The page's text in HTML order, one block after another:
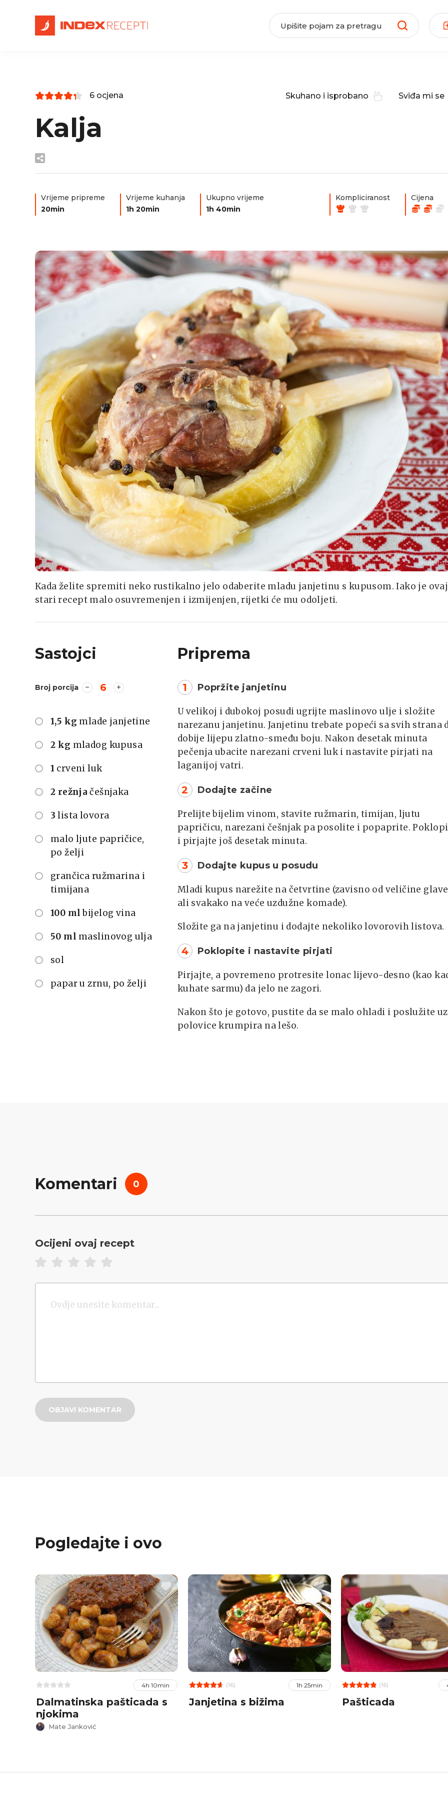
6 ocjena Skuhano i isprobano Sviđa mi se
Kalja
Vrijeme pripreme
20min
Vrijeme kuhanja
1h 20min
Ukupno vrijeme
1h 40min
Kompliciranost Cijena
Kada želite spremiti neko rustikalno jelo odaberite mladu janjetinu s kupusom. Iako je ovaj
stari recept malo osuvremenjen i izmijenjen, rijetki će mu odoljeti.
Sastojci
Broj porcija 6
1,5 kg mlade janjetine
2 kg mladog kupusa
1 crveni luk
2 režnja češnjaka
3 lista lovora
malo ljute papričice,
po želji
grančica ružmarina i
timijana
100 ml bijelog vina
50 ml maslinovog ulja
sol
papar u zrnu, po želji
Priprema
1 Popržite janjetinu
U velikoj i dubokoj posudi ugrijte maslinovo ulje i složite
narezanu janjetinu. Janjetinu trebate popeći sa svih strana
dobije lijepu zlatno-smeđu boju. Nakon desetak minuta
pečenja ubacite narezani crveni luk i nastavite pirjati na
laganijoj vatri.
2 Dodajte začine
Prelijte bijelim vinom, stavite ružmarin, timijan, ljutu
papričicu, narezani češnjak pa posolite i popaprite.
i pirjajte još desetak minuta.
3 Dodajte kupus u posudu
Mladi kupus narežite na četvrtine (zavisno od veličine
ali svakako na veće uzdužne komade).
Složite ga na janjetinu i dodajte nekoliko lovorovih listova.
4 Poklopite i nastavite pirjati
Pirjajte, a povremeno protresite lonac lijevo-desno (kao
kuhate sarmu) da jelo ne zagori.
Nakon što je gotovo, pustite da se malo ohladi i poslužite uz
polovice krumpira na lešo.
Komentari 0
Ocijeni ovaj recept
OBJAVI KOMENTAR
Pogledajte i ovo
4h 10min
Dalmatinska pašticada s
njokima
Mate Janković
(16) 1h 25min
Janjetina s bižima
(16)
Pašticada